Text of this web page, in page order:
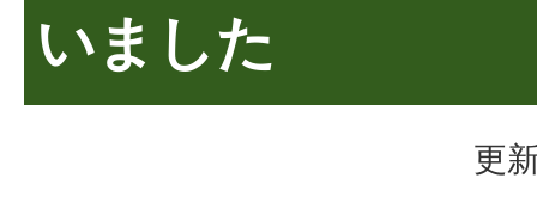
いました
更